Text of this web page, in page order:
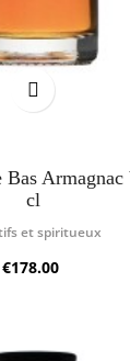
cl
et spiritueux
€178.00